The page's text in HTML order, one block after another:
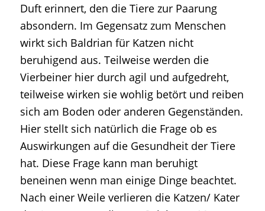
Duft erinnert, den die Tiere zur Paarung
absondern. Im Gegensatz zum Menschen
wirkt sich Baldrian für Katzen nicht
beruhigend aus. Teilweise werden die
Vierbeiner hier durch agil und aufgedreht,
teilweise wirken sie wohlig betört und reiben
sich am Boden oder anderen Gegenständen.
Hier stellt sich natürlich die Frage ob es
Auswirkungen auf die Gesundheit der Tiere
hat. Diese Frage kann man beruhigt
beneinen wenn man einige Dinge beachtet.
Nach einer Weile verlieren die Katzen/ Kater